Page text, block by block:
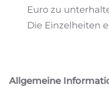
Euro zu
Die Einzelheiten
Allgemeine